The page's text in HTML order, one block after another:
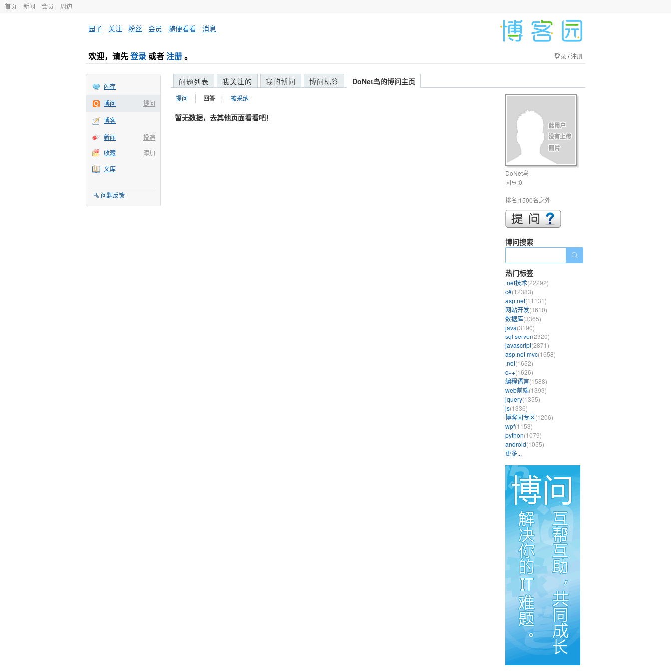
首页 新闻 会员 周边
园子 关注 粉丝 会员 随便看看 消息
欢迎，请先登录 或者注册。 登录/注册
闪存
提问
博问
博客
投递
新闻
添加
收藏
文库
问题反馈
问题列表 我关注的 我的博问 博问标签 DoNet鸟的博问主页
提问 回答 被采纳
暂无数据，去其他页面看看吧！
DoNet鸟
园豆:0
排名:1500名之外
博问搜索
热门标签
.net技术(22292)
c#(12383)
asp.net(11131)
网站开发(3610)
数据库(3365)
java(3190)
sql server(2920)
javascript(2871)
asp.net mvc(1658)
.net(1652)
c++(1626)
编程语言(1588)
web前端(1393)
jquery(1355)
js(1336)
博客园专区(1206)
wpf(1153)
python(1079)
android(1055)
更多...